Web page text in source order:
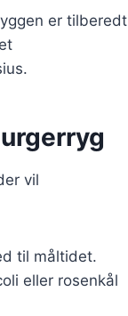
er tilberedt
vil
til måltidet.
eller rosenkål